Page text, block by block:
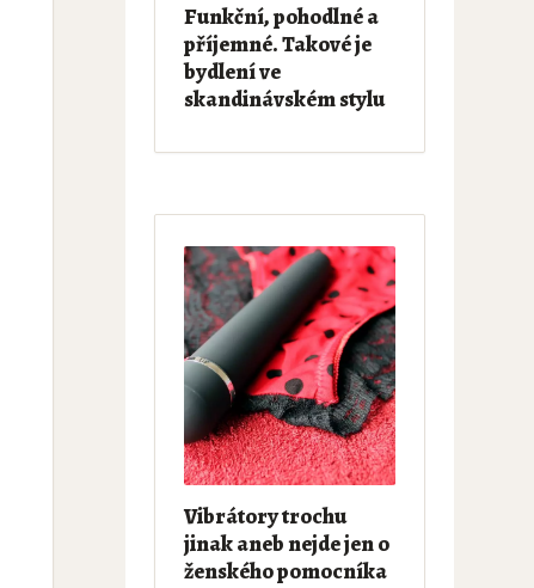
Funkční, pohodlné a
příjemné. Takové je
bydlení ve
skandinávském stylu
Vibrátory trochu
jinak aneb nejde jen o
ženského pomocníka